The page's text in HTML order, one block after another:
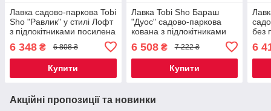
Лавка садово-паркова Tobi
Sho "Равлик" у стилі Лофт
з підлокітниками посилена
6 348 ₴ 6 808 ₴
Купити
Лавка Tobi Sho Бараш
"Дуос" садово-паркова
кована з підлокітниками
6 508₴ 7 222 ₴
Купити
без
6
Акційні пропозиції та новинки